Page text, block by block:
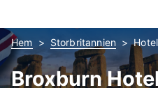
Hem Storbritannien
Broxburn